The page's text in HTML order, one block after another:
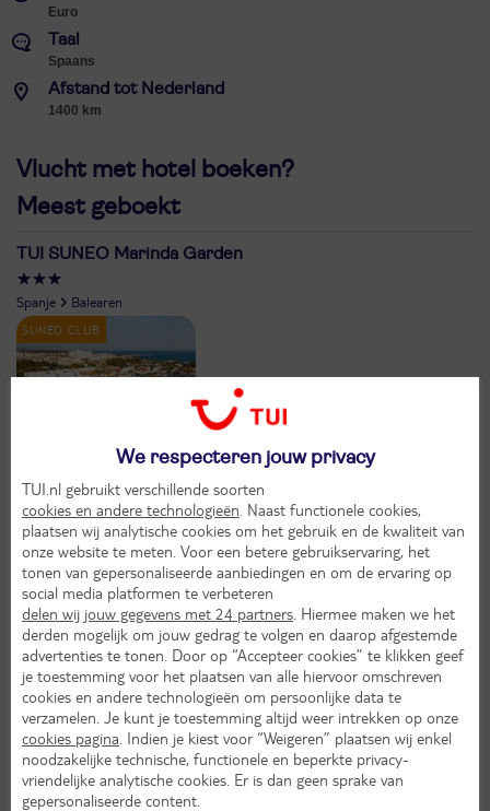
Euro
Taal
Spaans
Afstand tot Nederland
1400 km
Vlucht met hotel boeken?
Meest geboekt
TUI SUNEO Marinda Garden
Spanje Balearen
Voordeligste keuze
Playa Parc
Spanje Balearen
7,8
We respecteren jouw privacy
TUI.nl gebruikt verschillende soorten
cookies en andere technologieën . Naast functionele cookies,
plaatsen wij analytische cookies om het gebruik en de kwaliteit van
onze website te meten. Voor een betere gebruikservaring, het
tonen van gepersonaliseerde aanbiedingen en om de ervaring op
social media platformen te verbeteren
delen wij jouw gegevens met 24 partners . Hiermee maken we het
derden mogelijk om jouw gedrag te volgen en daarop afgestemde
advertenties te tonen. Door op “Accepteer cookies” te klikken geef
je toestemming voor het plaatsen van alle hiervoor omschreven
cookies en andere technologieën om persoonlijke data te
verzamelen. Je kunt je toestemming altijd weer intrekken op onze
cookies pagina . Indien je kiest voor “Weigeren” plaatsen wij enkel
noodzakelijke technische, functionele en beperkte privacy-
vriendelijke analytische cookies. Er is dan geen sprake van
gepersonaliseerde content.